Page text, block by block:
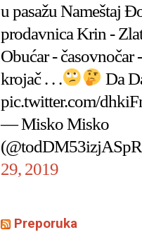
u pasažu Nameštaj
prodavnica Krin -
Obućar - časovnočar
krojač . . .
Da
pic.twitter.com/
— Misko Misko
29, 2019
Preporuka